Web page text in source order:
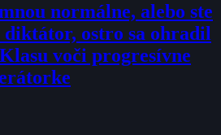
normálne, alebo ste
ostro sa ohradil
voči progresívne